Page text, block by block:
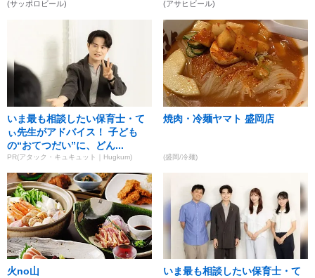
(サッポロビール) (アサヒビール)
いま最も相談したい保育士・て
ぃ先生がアドバイス！ 子ども
の“おてつだい”に、どん...
PR(アタック・キュキュット｜Hugkum)
焼肉・冷麺ヤマト 盛岡店
(盛岡/冷麺)
火no山
いま最も相談したい保育士・て